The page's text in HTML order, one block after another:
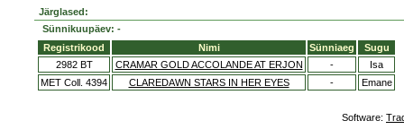
Järglased:
Sünnikuupäev: -
Registrikood
Nimi Sünniaeg
Sugu
2982 BT
CRAMAR GOLD ACCOLANDE AT ERJON -
Isa
MET Coll. 4394
CLAREDAWN STARS IN HER EYES - Emane
Software: